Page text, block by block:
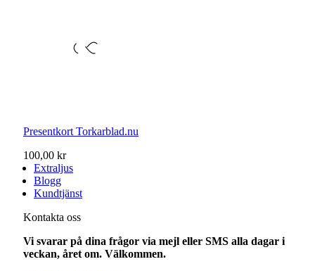
Presentkort Torkarblad.nu
100,00 kr
Extraljus
Blogg
Kundtjänst
Kontakta oss
Vi svarar på dina frågor via mejl eller SMS alla dagar i
veckan, året om. Välkommen.